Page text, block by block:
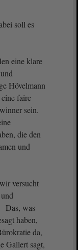
soll es
eine klare
Hövelmann
faire
sein.
die den
und
versucht
Das, was
haben,
da,
Gallert sagt,